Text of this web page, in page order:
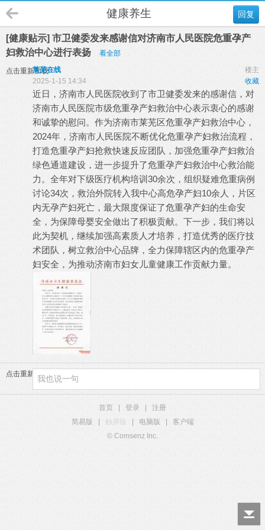
回复
健康养生
[健康贴示] 市卫健委发来感谢信对济南市人民医院危重孕产
妇救治中心进行表扬
看全部
点击重新加载 楼主
莱芜在线
收藏
2025-1-15 14:34
近日，济南市人民医院收到了市卫健委发来的感谢信，对
济南市人民医院市级危重孕产妇救治中心表示衷心的感谢
和诚挚的慰问。作为济南市莱芜区危重孕产妇救治中心，
2024年，济南市人民医院不断优化危重孕产妇救治流程，
打造危重孕产妇抢救快速反应团队，加强危重孕产妇救治
绿色通道建设，进一步提升了危重孕产妇救治中心救治能
力。全年对下级医疗机构培训30余次，组织疑难危重病例
讨论34次，救治外院转入我中心高危孕产妇10余人，片区
内无孕产妇死亡，最大限度保证了危重孕产妇的生命安
全，为保障母婴安全做出了积极贡献。下一步，我们将以
此为契机，继续加强高素质人才培养，打造优秀的医疗技
术团队，树立救治中心品牌，全力保障辖区内的危重孕产
妇安全，为推动济南市妇女儿童健康工作贡献力量。
点击重新加载
首页 登录
注册
简易版
触屏版 电脑版
客户端
© Comsenz Inc.